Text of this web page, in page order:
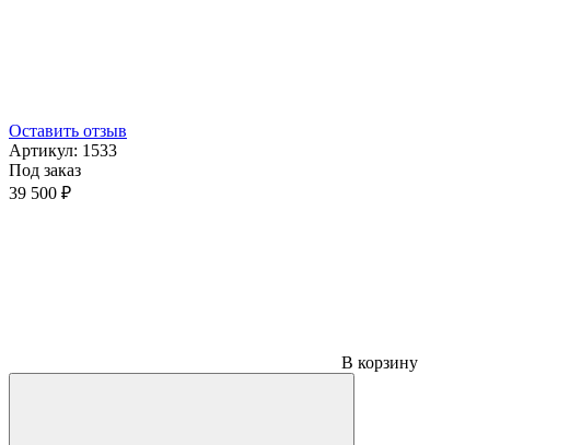
Оставить отзыв
Артикул: 1533
Под заказ
39 500 ₽
В корзину